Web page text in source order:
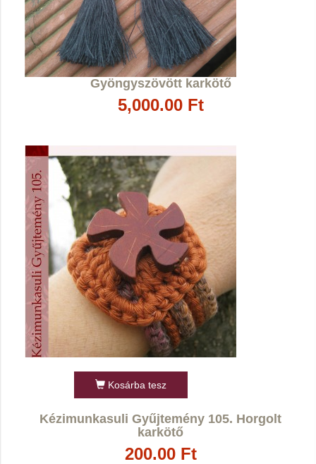
Gyöngyszövött karkötő
5,000.00 Ft
Kosárba tesz
Kézimunkasuli Gyűjtemény 105. Horgolt
karkötő
200.00 Ft